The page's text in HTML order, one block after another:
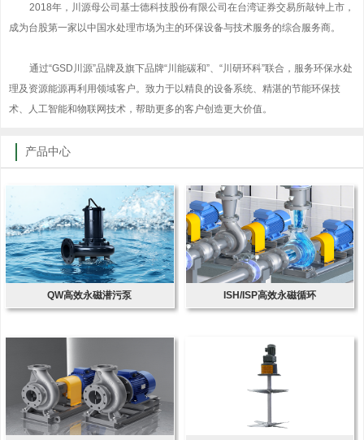
2018年，川源母公司基士德科技股份有限公司在台湾证券交易所敲钟上市，
成为台股第一家以中国水处理市场为主的环保设备与技术服务的综合服务商。
通过“GSD川源”品牌及旗下品牌“川能碳和”、“川研环科”联合，服务环保水处
理及资源能源再利用领域客户。致力于以精良的设备系统、精湛的节能环保技
术、人工智能和物联网技术，帮助更多的客户创造更大价值。
产品中心
QW高效永磁潜污泵 ISH/ISP高效永磁循环